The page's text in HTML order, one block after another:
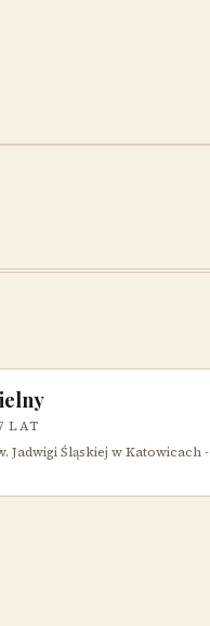
LAT
Jadwigi Śląskiej w Katowicach -